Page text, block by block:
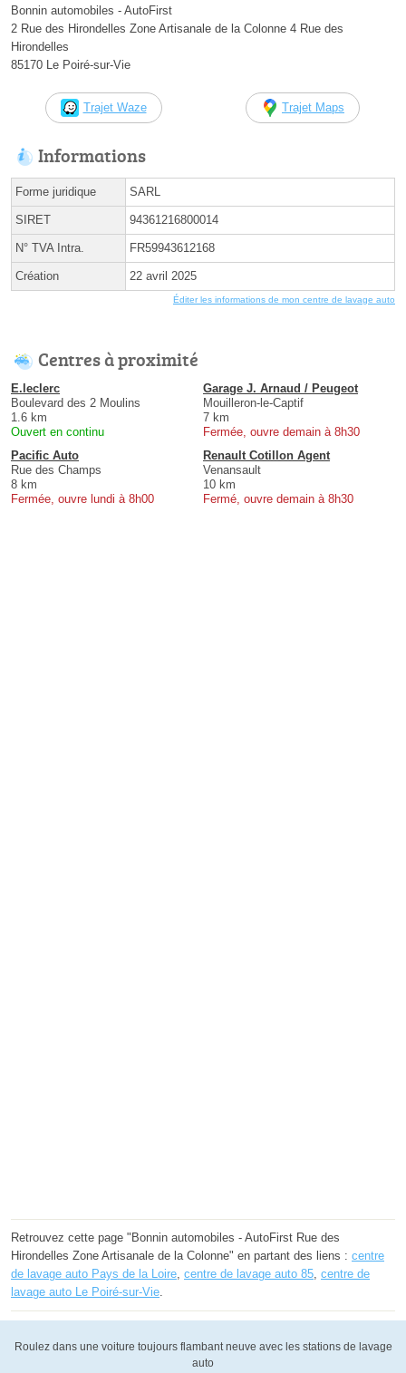
Bonnin automobiles - AutoFirst
2 Rue des Hirondelles Zone Artisanale de la Colonne 4 Rue des
Hirondelles
85170 Le Poiré-sur-Vie
Trajet Waze Trajet Maps
Informations
Forme juridique SARL
SIRET 94361216800014
N° TVA Intra. FR59943612168
Création 22 avril 2025
Éditer les informations de mon centre de lavage auto
Centres à proximité
E.leclerc
Boulevard des 2 Moulins
1.6 km
Ouvert en continu
Garage J. Arnaud / Peugeot
Mouilleron-le-Captif
7 km
Fermée, ouvre demain à 8h30
Pacific Auto
Rue des Champs
8 km
Fermée, ouvre lundi à 8h00
Renault Cotillon Agent
Venansault
10 km
Fermé, ouvre demain à 8h30
Retrouvez cette page "Bonnin automobiles - AutoFirst Rue des
Hirondelles Zone Artisanale de la Colonne" en partant des liens : centre
de lavage auto Pays de la Loire centre de lavage auto 85 centre de
lavage auto Le Poiré-sur-Vie
Roulez dans une voiture toujours flambant neuve avec les stations de lavage
auto